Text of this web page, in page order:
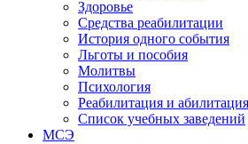
Здоровье
Средства реабилитации
История одного события
Льготы и пособия
Молитвы
Психология
Реабилитация и
Список учебных заведений
МСЭ